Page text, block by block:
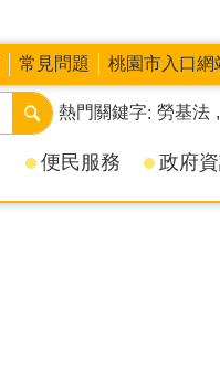
常見問題 桃園市入口網
熱門關鍵字 勞基法
便民服務 政府資訊